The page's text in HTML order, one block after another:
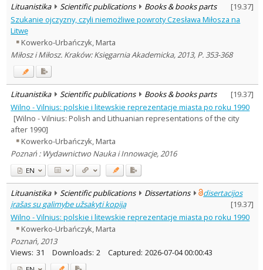
Lituanistika Scientific publications Books & books parts [19.37]
Szukanie ojczyzny, czyli niemożliwe powroty Czesława Miłosza na
Litwę
Kowerko-Urbańczyk, Marta
Miłosz i Miłosz. Kraków: Księgarnia Akademicka, 2013, P. 353-368
Lituanistika Scientific publications Books & books parts [19.37]
Wilno - Vilnius: polskie i litewskie reprezentacje miasta po roku 1990
[Wilno - Vilnius: Polish and Lithuanian representations of the city
after 1990]
Kowerko-Urbańczyk, Marta
Poznań : Wydawnictwo Nauka i Innowacje, 2016
EN
Lituanistika Scientific publications Dissertations
disertacijos
įrašas su galimybe užsakyti kopiją
[19.37]
Wilno - Vilnius: polskie i litewskie reprezentacje miasta po roku 1990
Kowerko-Urbańczyk, Marta
Poznań, 2013
Views: 31 Downloads: 2 Captured: 2026-07-04 00:00:43